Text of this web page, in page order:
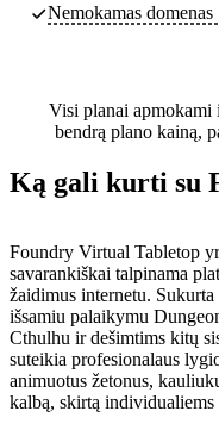
Nemokamas domenas
Visi planai apmokami
bendrą plano kainą,
Ką gali kurti su
Foundry Virtual Tabletop
savarankiškai talpinama
žaidimus internetu.
išsamiu palaikymu
Cthulhu ir dešimtims kitų
suteikia profesionalaus
animuotus žetonus,
kalbą, skirtą individualiems